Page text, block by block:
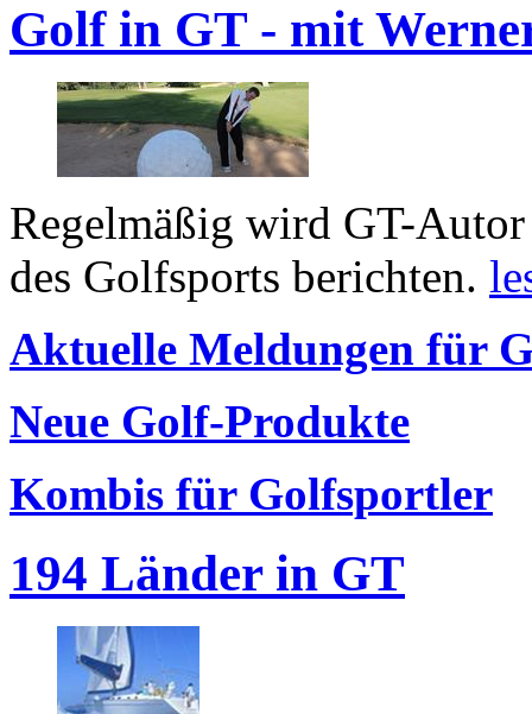
Golf in GT - mit
Regelmäßig wird GT-
des Golfsports berichten.
Aktuelle Meldungen für
Neue Golf-Produkte
Kombis für Golfsportler
194 Länder in GT